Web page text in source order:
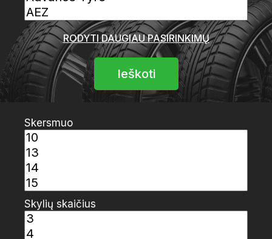
RODYTI DAUGIAU PASIRINKIMŲ
Skersmuo
Skylių skaičius